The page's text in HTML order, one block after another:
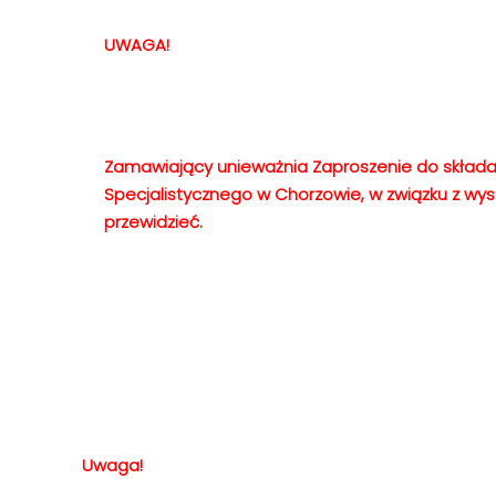
UWAGA!
Zamawiający unieważnia Zaproszenie do
Specjalistycznego w Chorzowie, w związku z
przewidzieć.
Uwaga!